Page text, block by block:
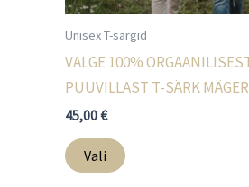
Unisex T-särgid
VALGE 100%
PUUVILLAST T-SÄRK MÄGER
45,00€
Vali